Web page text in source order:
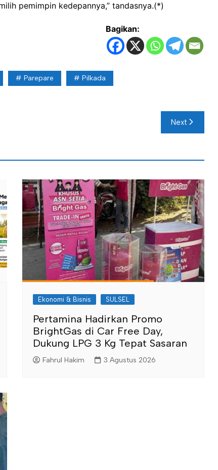
pemimpin kedepannya,” tandasnya.(*)
Bagikan:
Parepare Pilkada
Next
Ekonomi & Bisnis SULSEL
Pertamina Hadirkan Promo
BrightGas di Car Free Day,
Dukung LPG 3 Kg Tepat Sasaran
Fahrul Hakim 3 Agustus 2026